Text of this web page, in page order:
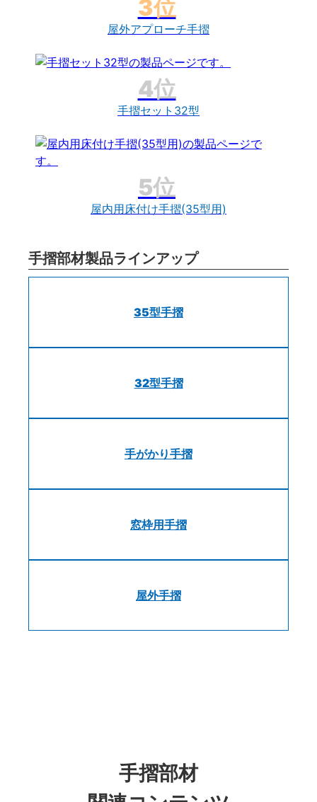
屋外アプローチ手摺
手摺セット32型
屋内用床付け手摺(35型用)
手摺部材製品ラインアップ
35型手摺
32型手摺
手がかり手摺
窓枠用手摺
屋外手摺
手摺部材